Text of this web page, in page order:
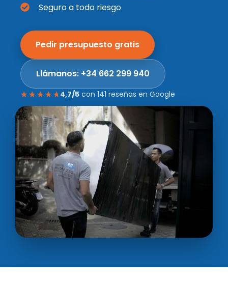
Seguro a todo riesgo
Pedir presupuesto gratis
Llámanos: +34 662 299 940
☆ ☆ ☆ ☆ ☆4,7/5 con 141 reseñas en Google